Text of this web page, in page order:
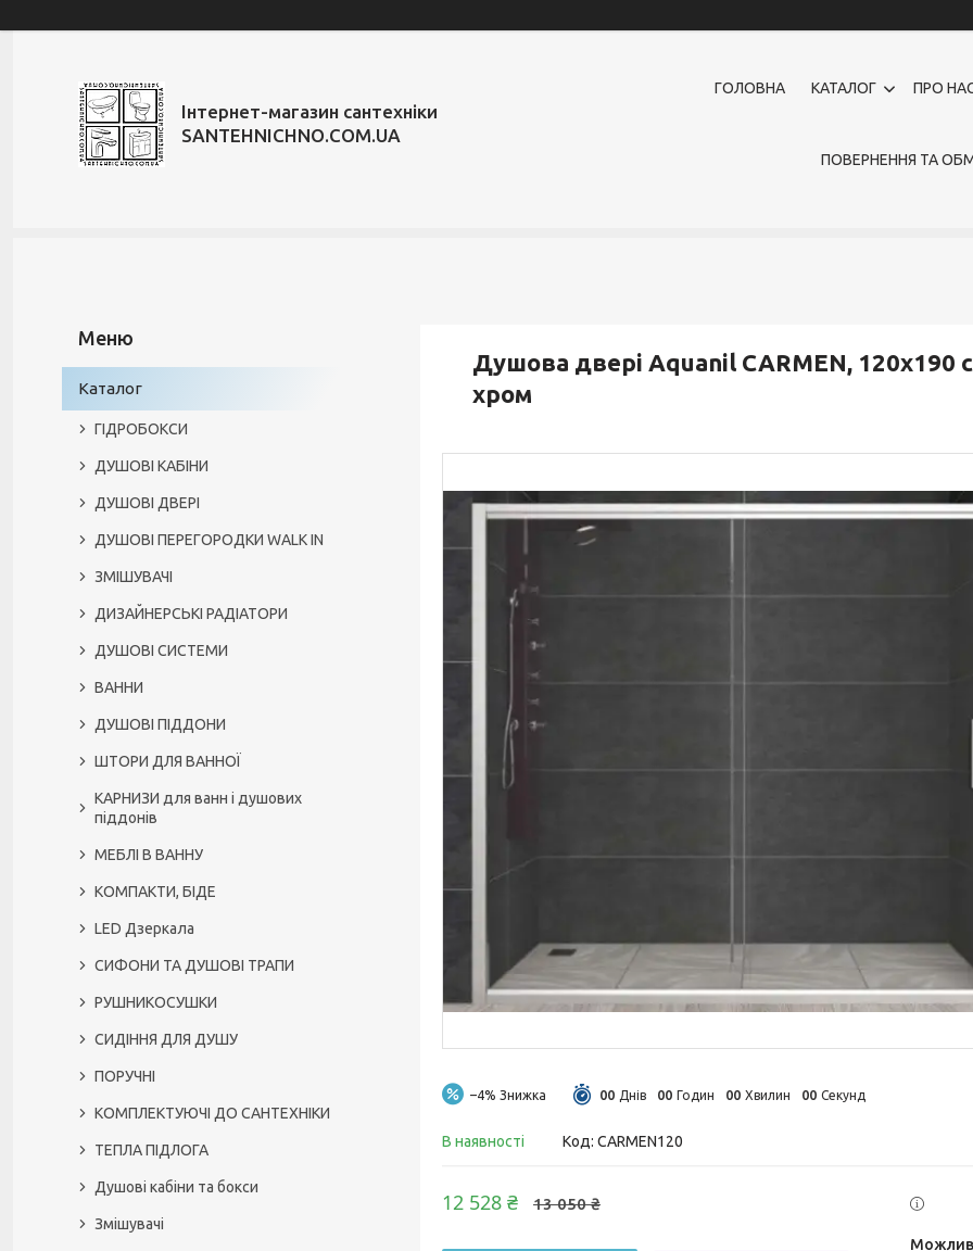
Інтернет-магазин сантехніки
SANTEHNICHNO.COM.UA
ГОЛОВНА КАТАЛОГ ПРО
ПОВЕРНЕННЯ ТА
Душова двері Aquanil CARMEN, 120х190
хром
–4% 00 Днів 00 Годин 00 Хвилин 00 Секунд
В наявності Код: CARMEN120
13 050 ₴
12 528 ₴
Каталог
ГІДРОБОКСИ
ДУШОВІ КАБІНИ
ДУШОВІ ДВЕРІ
ДУШОВІ ПЕРЕГОРОДКИ WALK IN
ЗМІШУВАЧІ
ДИЗАЙНЕРСЬКІ РАДІАТОРИ
ДУШОВІ СИСТЕМИ
ВАННИ
ДУШОВІ ПІДДОНИ
ШТОРИ ДЛЯ ВАННОЇ
КАРНИЗИ для ванн і душових
піддонів
МЕБЛІ В ВАННУ
КОМПАКТИ, БІДЕ
LED Дзеркала
СИФОНИ ТА ДУШОВІ ТРАПИ
РУШНИКОСУШКИ
СИДІННЯ ДЛЯ ДУШУ
ПОРУЧНІ
КОМПЛЕКТУЮЧІ ДО САНТЕХНІКИ
ТЕПЛА ПІДЛОГА
Душові кабіни та бокси
Змішувачі